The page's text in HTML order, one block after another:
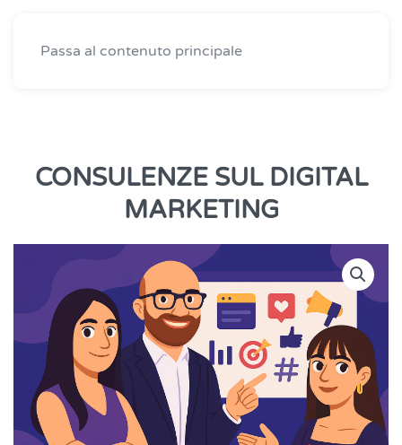
Passa al contenuto principale
MENU
CONSULENZE SUL DIGITAL
MARKETING